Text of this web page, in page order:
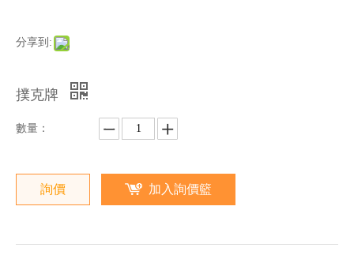
分享到:
撲克牌
數量：
詢價 加入詢價籃